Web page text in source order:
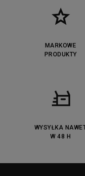
MARKOWE
PRODUKTY
WYSYŁKA
W 48 H